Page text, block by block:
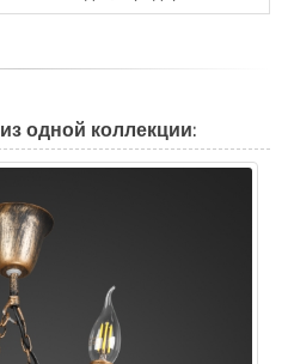
из одной коллекции: